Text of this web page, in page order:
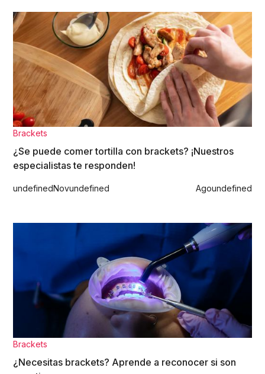
Brackets
¿Se puede comer tortilla con brackets? ¡Nuestros
especialistas te responden!
undefinedNovundefined Agoundefined
Brackets
¿Necesitas brackets? Aprende a reconocer si son